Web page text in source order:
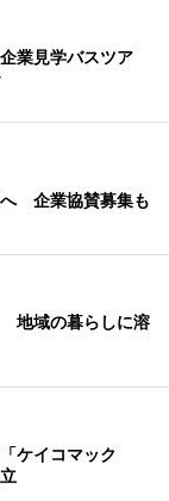
業見学バスツア
へ 企業協賛募集も
地域の暮らしに溶
ケイコマック